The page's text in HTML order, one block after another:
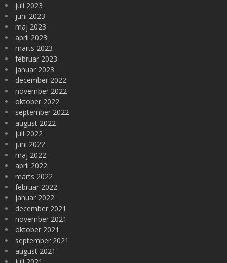
juli 2023
juni 2023
maj 2023
april 2023
marts 2023
februar 2023
januar 2023
december 2022
november 2022
oktober 2022
september 2022
august 2022
juli 2022
juni 2022
maj 2022
april 2022
marts 2022
februar 2022
januar 2022
december 2021
november 2021
oktober 2021
september 2021
august 2021